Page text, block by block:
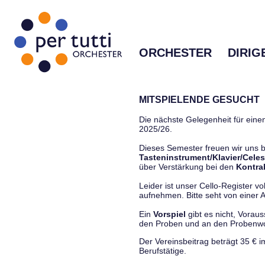
ORCHESTER
MITSPIELENDE GESUCHT
Die nächste Gelegenheit für
2025/26.
Dieses Semester freuen wir uns
Tasteninstrument/Klavier/
über Verstärkung bei den
Leider ist unser Cello-Register
aufnehmen. Bitte seht von einer
Ein Vorspiel gibt es nicht,
den Proben und an den
Der Vereinsbeitrag beträgt 35 €
Berufstätige.